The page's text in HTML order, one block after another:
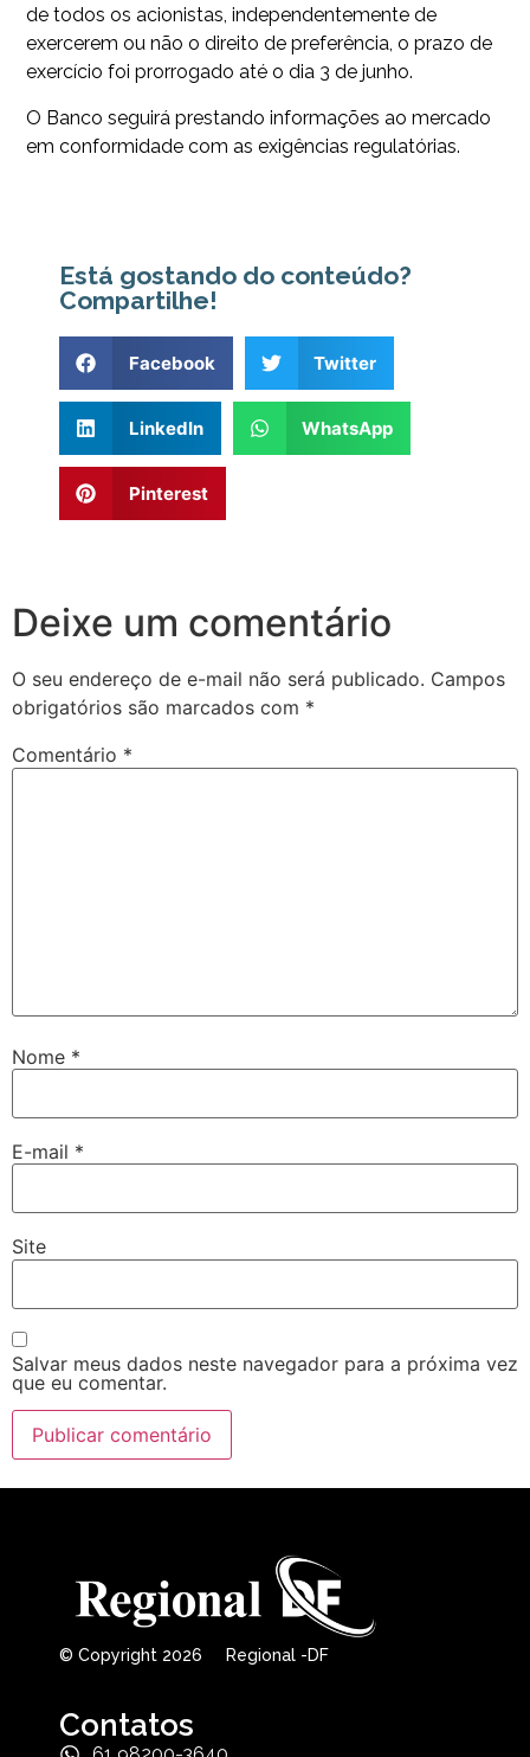
de todos os acionistas, independentemente de
exercerem ou não o direito de preferência, o prazo de
exercício foi prorrogado até o dia 3 de junho.
O Banco seguirá prestando informações ao mercado
em conformidade com as exigências regulatórias.
Está gostando do conteúdo?
Compartilhe!
Facebook Twitter
LinkedIn WhatsApp
Pinterest
Deixe um comentário
O seu endereço de e-mail não será publicado. Campos
obrigatórios são marcados com *
Comentário *
Nome *
E-mail *
Site
Salvar meus dados neste navegador para a próxima vez
que eu comentar.
© Copyright 2026 Regional -DF
Contatos